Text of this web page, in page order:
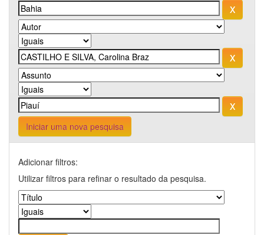
Iniciar uma nova pesquisa
Adicionar filtros:
Utilizar filtros para refinar o resultado da pesquisa.